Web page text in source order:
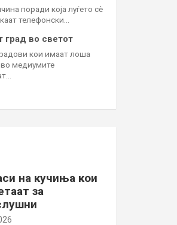
поради која луѓето сè
телефонски…
град во светот
кои имаат лоша
во медиумите
на кучиња кои
за